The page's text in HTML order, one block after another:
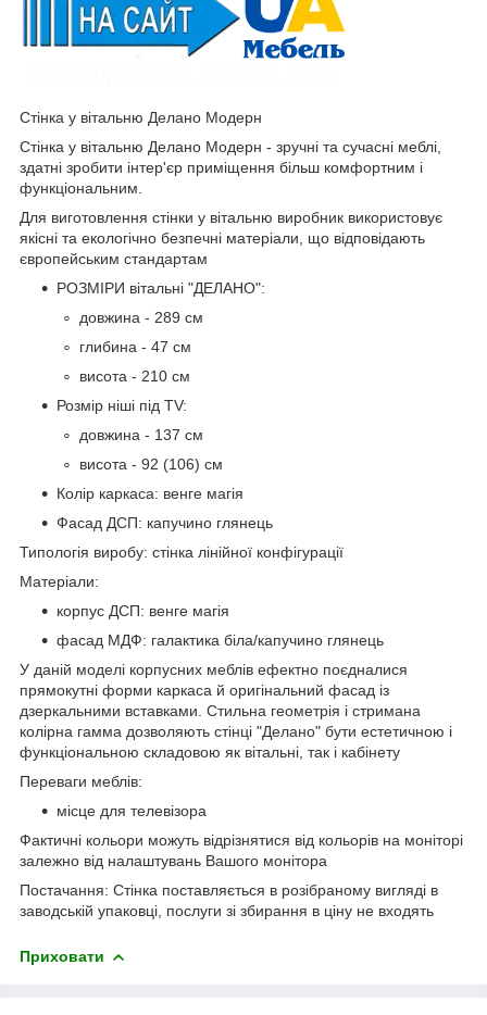
Стінка у вітальню Делано Модерн
Стінка у вітальню Делано Модерн - зручні та сучасні меблі,
здатні зробити інтер'єр приміщення більш комфортним і
функціональним.
Для виготовлення стінки у вітальню виробник використовує
якісні та екологічно безпечні матеріали, що відповідають
європейським стандартам
РОЗМІРИ вітальні "ДЕЛАНО":
довжина - 289 см
глибина - 47 см
висота - 210 см
Розмір ніші під ТV:
довжина - 137 см
висота - 92 (106) см
Колір каркаса: венге магія
Фасад ДСП: капучино глянець
Типологія виробу: стінка лінійної конфігурації
Матеріали:
корпус ДСП: венге магія
фасад МДФ: галактика біла/капучино глянець
У даній моделі корпусних меблів ефектно поєдналися
прямокутні форми каркаса й оригінальний фасад із
дзеркальними вставками. Стильна геометрія і стримана
колірна гамма дозволяють стінці "Делано" бути естетичною і
функціональною складовою як вітальні, так і кабінету
Переваги меблів:
місце для телевізора
Фактичні кольори можуть відрізнятися від кольорів на моніторі
залежно від налаштувань Вашого монітора
Постачання: Стінка поставляється в розібраному вигляді в
заводській упаковці, послуги зі збирання в ціну не входять
Приховати